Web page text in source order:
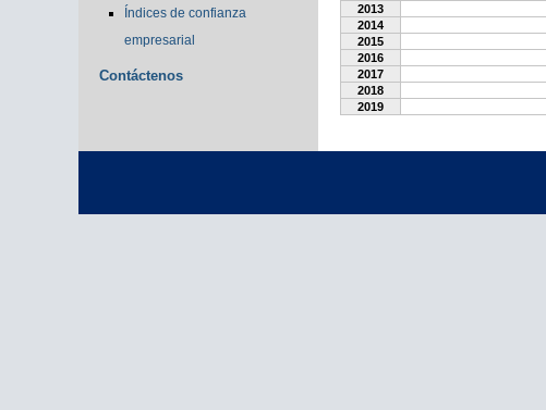
Índices de confianza
empresarial
Contáctenos
2013
2014
2015
2016
2017
2018
2019